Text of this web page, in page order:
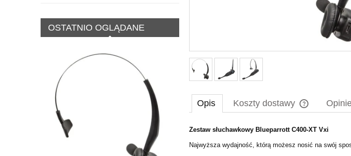
OSTATNIO OGLĄDANE
Opis Koszty dostawy
Cena nie
Zestaw słuchawkowy Blueparrott C400-XT Vxi
Najwyższa wydajność, którą możesz nosić na swój